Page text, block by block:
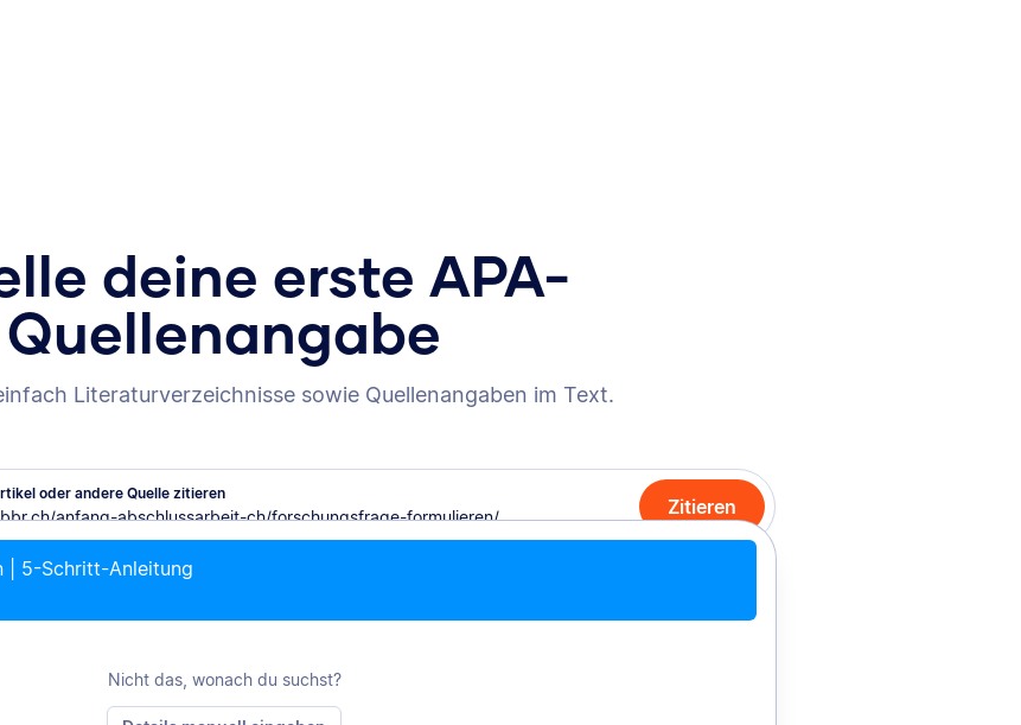
deine erste APA-
Quellenangabe
Literaturverzeichnisse sowie Quellenangaben im Text.
oder andere Quelle zitieren
Zitieren
| 5-Schritt-Anleitung
Nicht das, wonach du suchst?